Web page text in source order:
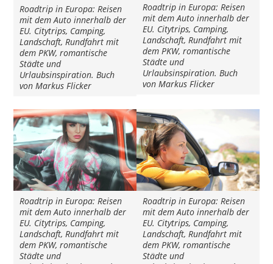
Roadtrip in Europa: Reisen
mit dem Auto innerhalb der
EU. Citytrips, Camping,
Landschaft, Rundfahrt mit
dem PKW, romantische
Städte und
Urlaubsinspiration. Buch
von Markus Flicker
Roadtrip in Europa: Reisen
mit dem Auto innerhalb der
EU. Citytrips, Camping,
Landschaft, Rundfahrt mit
dem PKW, romantische
Städte und
Urlaubsinspiration. Buch
von Markus Flicker
Roadtrip in Europa: Reisen
mit dem Auto innerhalb der
EU. Citytrips, Camping,
Landschaft, Rundfahrt mit
dem PKW, romantische
Städte und
Roadtrip in Europa: Reisen
mit dem Auto innerhalb der
EU. Citytrips, Camping,
Landschaft, Rundfahrt mit
dem PKW, romantische
Städte und